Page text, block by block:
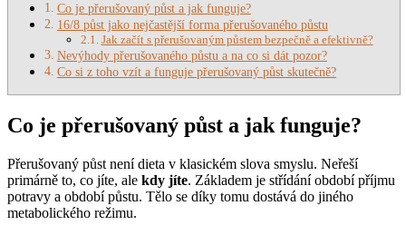
Co je přerušovaný půst a jak funguje?
16/8 půst jako nejčastější forma přerušovaného půstu
Jak začít s přerušovaným půstem bezpečně a efektivně?
Nevýhody přerušovaného půstu a na co si dát pozor?
Co si z toho vzít a funguje přerušovaný půst skutečně?
Co je přerušovaný půst a jak funguje?
Přerušovaný půst není dieta v klasickém slova smyslu. Neřeší
primárně to, co jíte, ale kdy jíte. Základem je střídání období příjmu
potravy a období půstu. Tělo se díky tomu dostává do jiného
metabolického režimu.